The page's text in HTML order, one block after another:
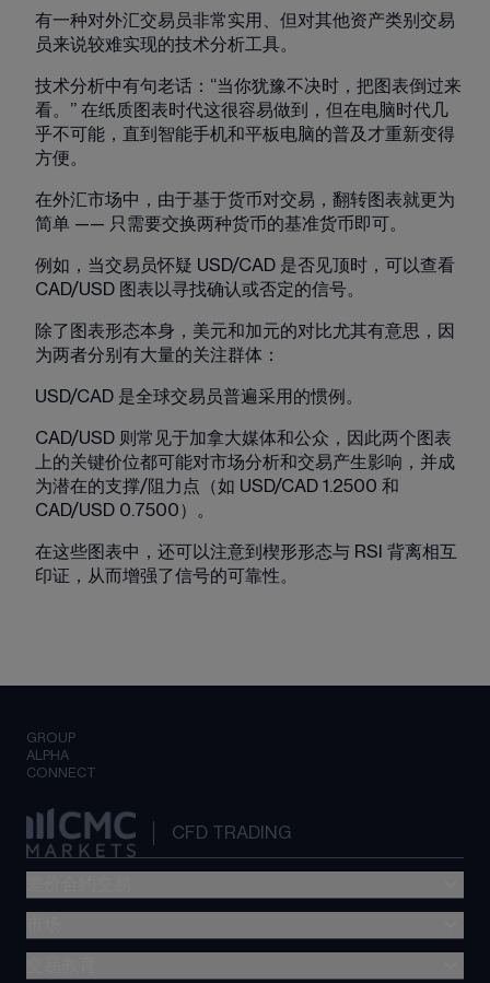
有一种对外汇交易员非常实用、但对其他资产类别交易
员来说较难实现的技术分析工具。
技术分析中有句老话：“当你犹豫不决时，把图表倒过来
看。” 在纸质图表时代这很容易做到，但在电脑时代几
乎不可能，直到智能手机和平板电脑的普及才重新变得
方便。
在外汇市场中，由于基于货币对交易，翻转图表就更为
简单 —— 只需要交换两种货币的基准货币即可。
例如，当交易员怀疑 USD/CAD 是否见顶时，可以查看
CAD/USD 图表以寻找确认或否定的信号。
除了图表形态本身，美元和加元的对比尤其有意思，因
为两者分别有大量的关注群体：
USD/CAD 是全球交易员普遍采用的惯例。
CAD/USD 则常见于加拿大媒体和公众，因此两个图表
上的关键价位都可能对市场分析和交易产生影响，并成
为潜在的支撑/阻力点（如 USD/CAD 1.2500 和
CAD/USD 0.7500）。
在这些图表中，还可以注意到楔形形态与 RSI 背离相互
印证，从而增强了信号的可靠性。
GROUP
ALPHA
CONNECT
CFD TRADING